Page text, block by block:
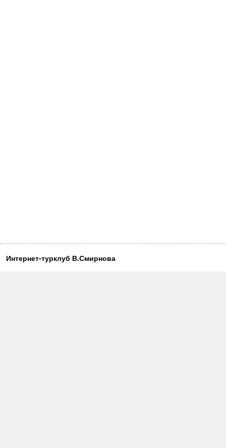
Интернет-турклуб В.Смирнова